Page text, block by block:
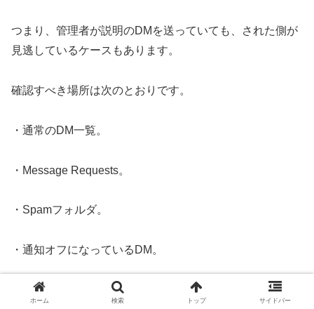
つまり、管理者が説明のDMを送っていても、された側が
見逃しているケースもあります。
確認すべき場所は次のとおりです。
・通常のDM一覧。
・Message Requests。
・Spamフォルダ。
・通知オフになっているDM。
・ブロック済みユーザーからの連絡状況。
ホーム 検索 トップ サイドバー